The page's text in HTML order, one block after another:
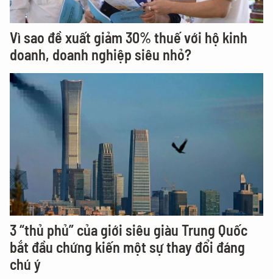
Vì sao đề xuất giảm 30% thuế với hộ kinh
doanh, doanh nghiệp siêu nhỏ?
3 “thủ phủ” của giới siêu giàu Trung Quốc
bắt đầu chứng kiến một sự thay đổi đáng
chú ý